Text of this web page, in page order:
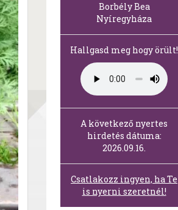
Borbély Bea
Nyíregyháza
Hallgasd meg hogy örült!
A következő nyertes
hirdetés dátuma:
2026.09.16.
Csatlakozz ingyen, ha Te
is nyerni szeretnél!